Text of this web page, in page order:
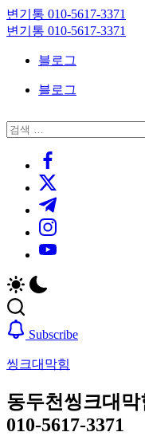
Skip
to
content
변기통 010-5617-3371
변
대
기
변기통 010-5617-3371
크
대
기
블로그
블로그
닫
기
검
https://
https://twitter.com/
https://t.me/
https://
https://youtube.com/
Subscribe
씽크대막힘
동두천씽크대
010-5617-3371